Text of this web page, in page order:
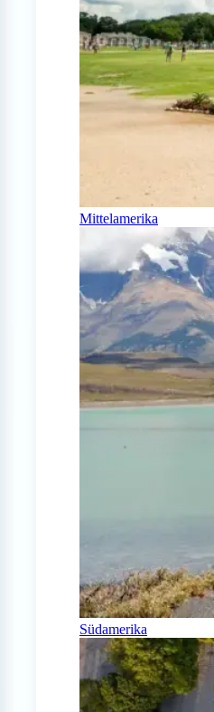
Mittelamerika
Südamerika